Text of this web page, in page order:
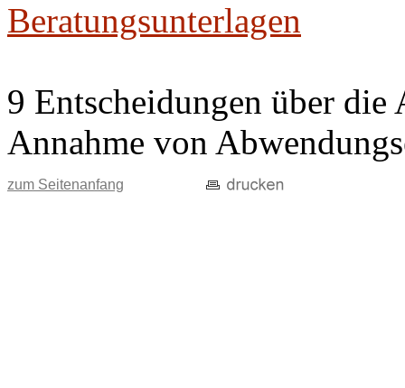
Beratungsunterlagen
9 Entscheidungen über
Annahme von
zum Seitenanfang